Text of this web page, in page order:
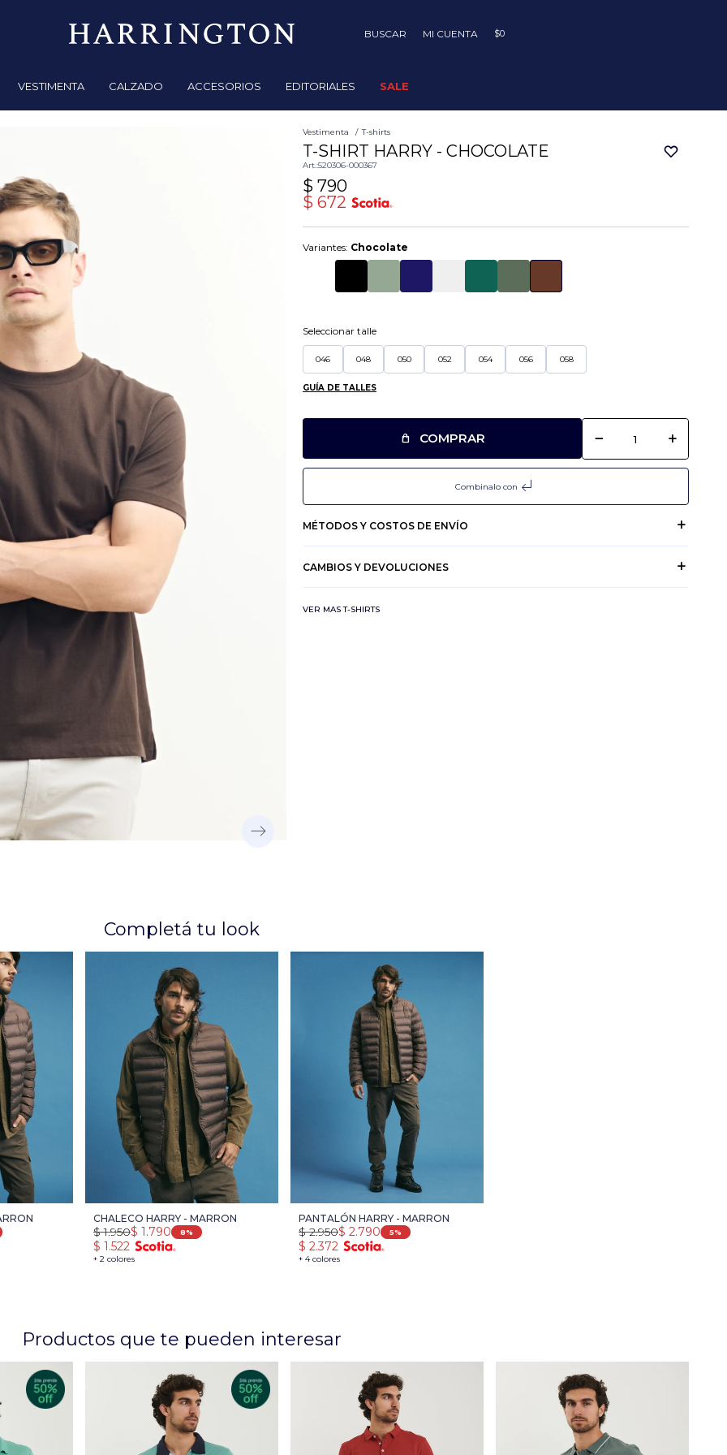
VESTIMENTA CALZADO ACCESORIOS EDITORIALES SALE
$0
Vestimenta T-shirts
T-SHIRT HARRY - CHOCOLATE
520306-000367
$ 790
$ 672
Variantes: Chocolate
Seleccionar talle
046 048 050 052 054 056 058
GUÍA DE TALLES
COMPRAR remove add
Combinalo con subdirectory_arrow_left
MÉTODOS Y COSTOS DE ENVÍO
CAMBIOS Y DEVOLUCIONES
VER MAS T-SHIRTS
Completá tu look
CHALECO HARRY - MARRON
+ 2 colores
$ 1.790
$ 1.950 8
$ 1.522
PANTALÓN HARRY - MARRON
+ 4 colores
$ 2.790
$ 2.950 5
$ 2.372
Productos que te pueden interesar